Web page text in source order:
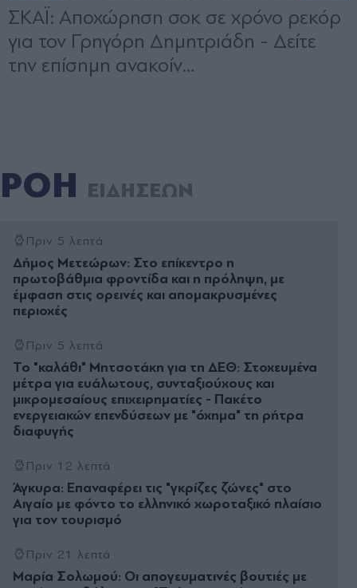
ΡΟΗ ΕΙΔΗΣΕΩΝ
Πριν 5 λεπτά
Δήμος Μετεώρων: Στο επίκεντρο η
πρωτοβάθμια φροντίδα και η πρόληψη, με
έμφαση στις ορεινές και απομακρυσμένες
περιοχές
Πριν 5 λεπτά
Το "καλάθι" Μητσοτάκη για τη ΔΕΘ: Στοχευμένα
μέτρα για ευάλωτους, συνταξιούχους και
μικρομεσαίους επιχειρηματίες - Πακέτο
ενεργειακών επενδύσεων με "όχημα" τη ρήτρα
διαφυγής
Πριν 12 λεπτά
Άγκυρα: Επαναφέρει τις "γκρίζες ζώνες" στο
Αιγαίο με φόντο το ελληνικό χωροταξικό πλαίσιο
για τον τουρισμό
Πριν 21 λεπτά
Μαρία Σολωμού: Οι απογευματινές βουτιές με